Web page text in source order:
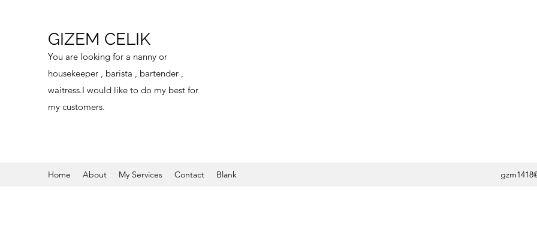
GIZEM CELIK
You are looking for a nanny or
housekeeper , barista , bartender ,
waitress.I would like to do my best for
my customers.
Home About My Services Contact Blank